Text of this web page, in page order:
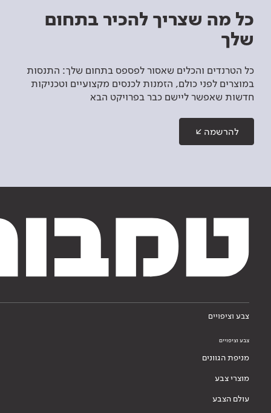
כל מה שצריך להכיר בתחום
שלך
כל הטרנדים והכלים שאסור לפספס בתחום שלך: התנסות
במוצרים לפני כולם, הזמנות לכנסים מקצועיים וטכניקות
חדשות שאפשר ליישם כבר בפרויקט הבא
להרשמה
צבע וציפויים
צבע וציפויים
מניפת הגוונים
מוצרי צבע
עולם הצבע